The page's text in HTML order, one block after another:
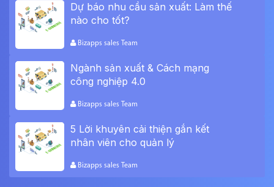
Dự báo nhu cầu sản xuất: Làm thế
nào cho tốt?
Bizapps sales Team
Ngành sản xuất & Cách mạng
công nghiệp 4.0
Bizapps sales Team
5 Lời khuyên cải thiện gắn kết
nhân viên cho quản lý
Bizapps sales Team